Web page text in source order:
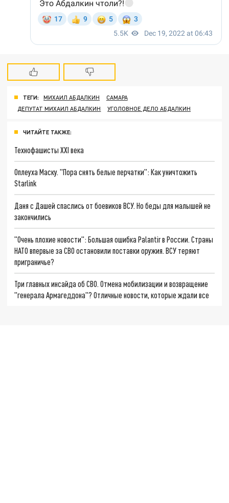
ТЕГИ: МИХАИЛ АБДАЛКИН
САМАРА
ДЕПУТАТ МИХАИЛ АБДАЛКИН
УГОЛОВНОЕ ДЕЛО АБДАЛКИН
ЧИТАЙТЕ ТАКЖЕ:
Технофашисты XXI века
Оплеуха Маску. "Пора снять белые перчатки": Как уничтожить
Starlink
Даня с Дашей спаслись от боевиков ВСУ. Но беды для малышей не
закончились
"Очень плохие новости": Большая ошибка Palantir в России. Страны
НАТО впервые за СВО остановили поставки оружия. ВСУ теряют
приграничье?
Три главных инсайда об СВО. Отмена мобилизации и возвращение
"генерала Армагеддона"? Отличные новости, которые ждали все